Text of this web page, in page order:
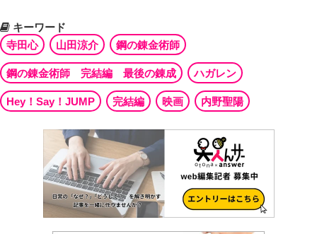
キーワード
寺田心
山田涼介 鋼の錬金術師
鋼の錬金術師 完結編 最後の錬成 ハガレン
Hey！Say！JUMP 完結編 映画 内野聖陽